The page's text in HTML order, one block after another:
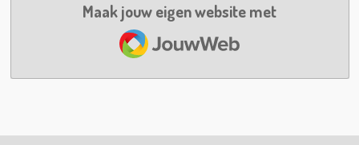
Maak jouw eigen website met
JouwWeb